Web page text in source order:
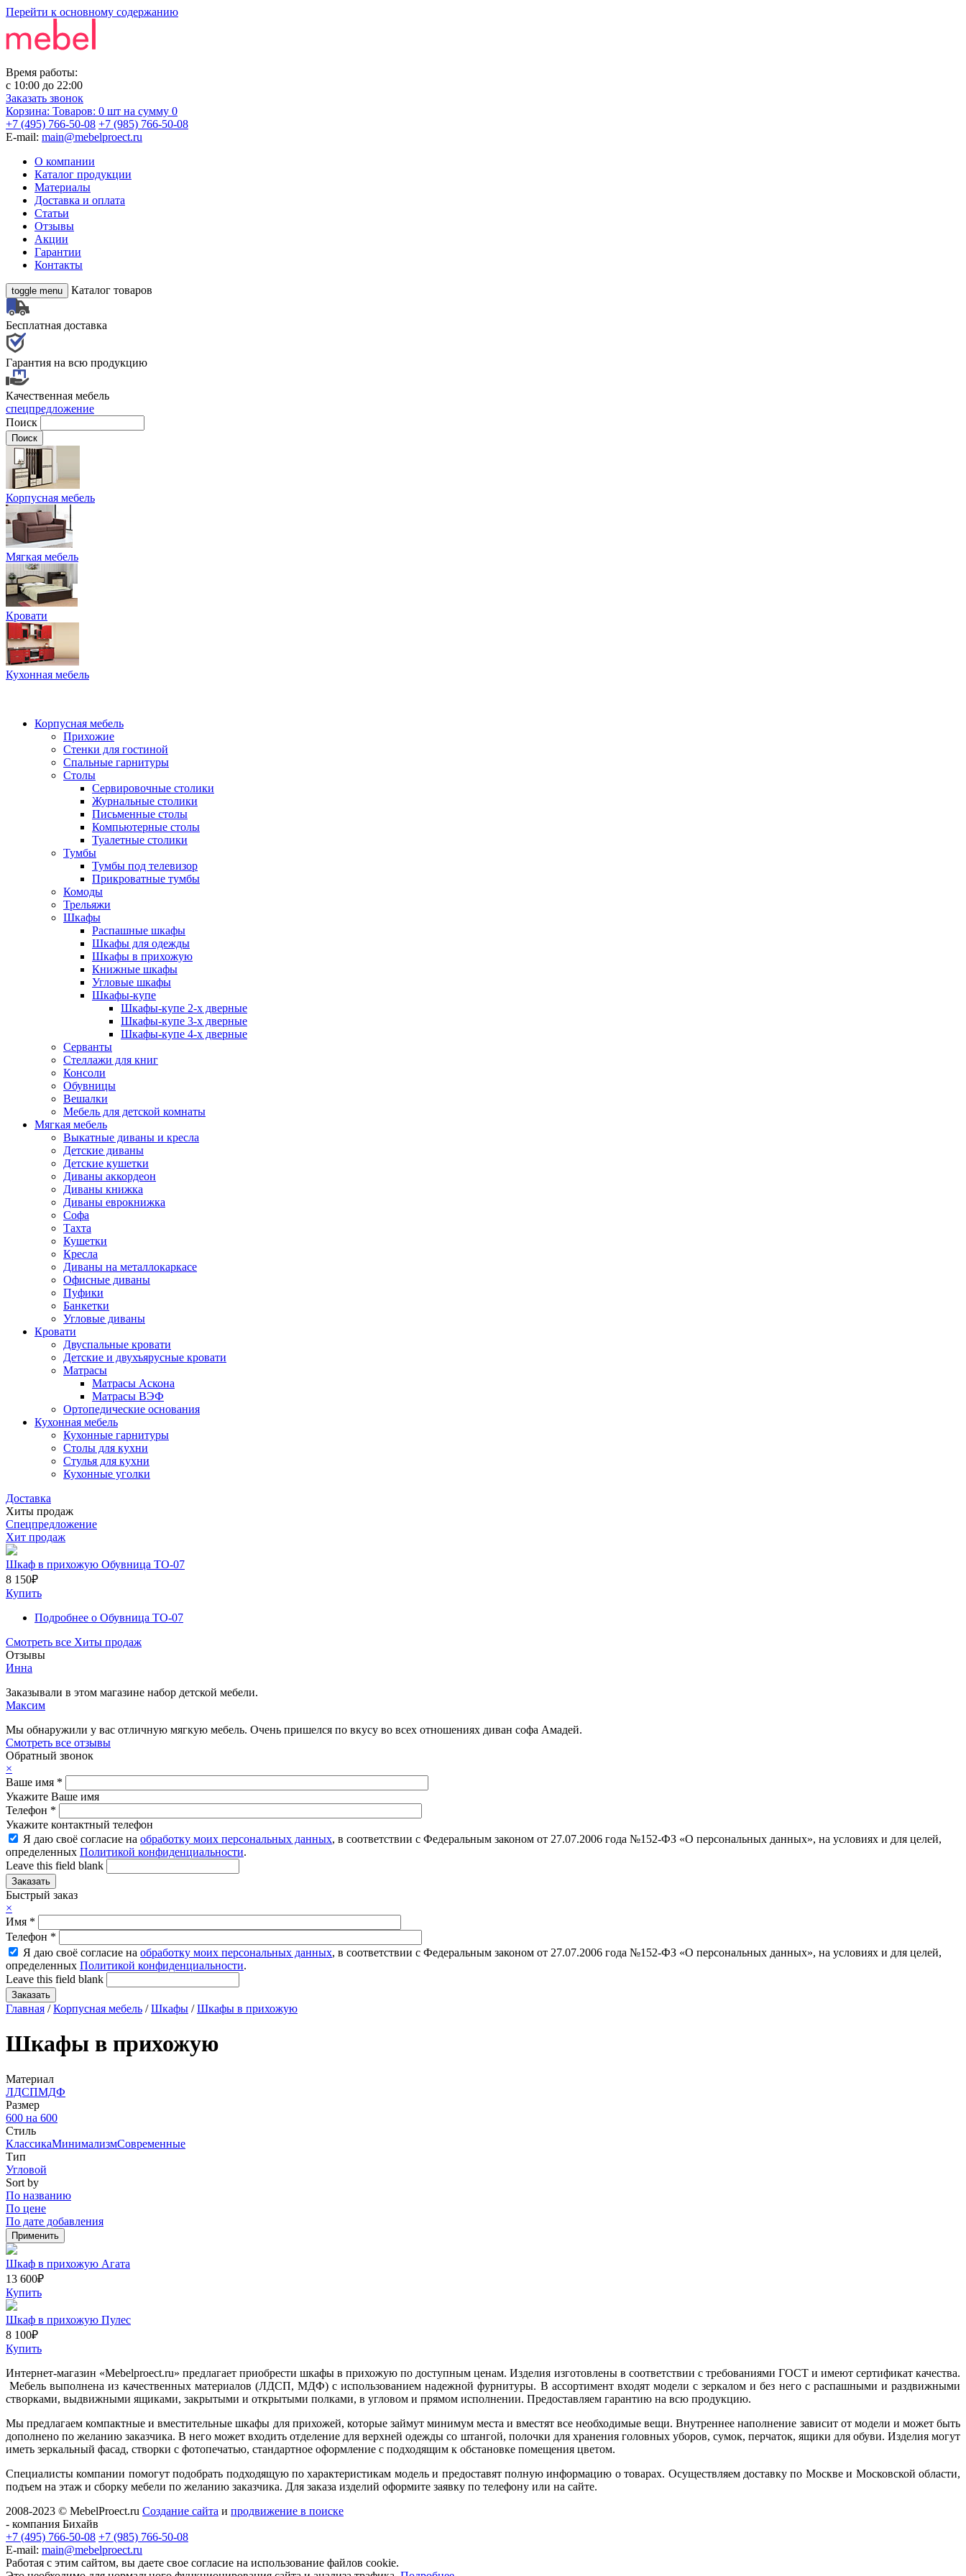
Перейти к основному содержанию
Время работы:
с 10:00 до 22:00
Заказать звонок
Корзина: Товаров: 0 шт на сумму 0
+7 (495) 766-50-08 +7 (985) 766-50-08
E-mail: main@mebelproect.ru
О компании
Каталог продукции
Материалы
Доставка и оплата
Статьи
Отзывы
Акции
Гарантии
Контакты
toggle menu Каталог товаров
Бесплатная доставка
Гарантия на всю продукцию
Качественная мебель
спецпредложение
Поиск
Корпусная мебель
Мягкая мебель
Кровати
Кухонная мебель
Корпусная мебель
Прихожие
Стенки для гостиной
Спальные гарнитуры
Столы
Сервировочные столики
Журнальные столики
Письменные столы
Компьютерные столы
Туалетные столики
Тумбы
Тумбы под телевизор
Прикроватные тумбы
Комоды
Трельяжи
Шкафы
Распашные шкафы
Шкафы для одежды
Шкафы в прихожую
Книжные шкафы
Угловые шкафы
Шкафы-купе
Шкафы-купе 2-x дверные
Шкафы-купе 3-х дверные
Шкафы-купе 4-х дверные
Серванты
Стеллажи для книг
Консоли
Обувницы
Вешалки
Мебель для детской комнаты
Мягкая мебель
Выкатные диваны и кресла
Детские диваны
Детские кушетки
Диваны аккордеон
Диваны книжка
Диваны еврокнижка
Софа
Тахта
Кушетки
Кресла
Диваны на металлокаркасе
Офисные диваны
Пуфики
Банкетки
Угловые диваны
Кровати
Двуспальные кровати
Детские и двухъярусные кровати
Матрасы
Матрасы Аскона
Матрасы ВЭФ
Ортопедические основания
Кухонная мебель
Кухонные гарнитуры
Столы для кухни
Стулья для кухни
Кухонные уголки
Доставка
Хиты продаж
Спецпредложение
Хит продаж
Шкаф в прихожую Обувница ТО-07
8 150₽
Купить
Подробнее о Обувница ТО-07
Смотреть все Хиты продаж
Отзывы
Инна
Заказывали в этом магазине набор детской мебели.
Максим
Мы обнаружили у вас отличную мягкую мебель. Очень пришелся по вкусу во всех отношениях диван софа Амадей.
Смотреть все отзывы
Обратный звонок
×
Ваше имя *
Укажите Ваше имя
Телефон *
Укажите контактный телефон
Я даю своё согласие на обработку моих персональных данных, в соответствии с Федеральным законом от 27.07.2006 года №152-ФЗ «О персональных данных», на условиях и для целей,
определенных Политикой конфиденциальности.
Leave this field blank
Быстрый заказ
×
Имя *
Телефон *
Я даю своё согласие на обработку моих персональных данных, в соответствии с Федеральным законом от 27.07.2006 года №152-ФЗ «О персональных данных», на условиях и для целей,
определенных Политикой конфиденциальности.
Leave this field blank
Главная /Корпусная мебель /Шкафы /Шкафы в прихожую
Шкафы в прихожую
Материал
ЛДСПМДФ
Размер
600 на 600
Стиль
КлассикаМинимализмСовременные
Тип
Угловой
Sort by
По названию
По цене
По дате добавления
Шкаф в прихожую Агата
13 600₽
Купить
Шкаф в прихожую Пулес
8 100₽
Купить
Интернет-магазин «Mebelproect.ru» предлагает приобрести шкафы в прихожую по доступным ценам. Изделия изготовлены в соответствии с требованиями ГОСТ и имеют сертификат качества.
Мебель выполнена из качественных материалов (ЛДСП, МДФ) с использованием надежной фурнитуры. В ассортимент входят модели с зеркалом и без него с распашными и раздвижными
створками, выдвижными ящиками, закрытыми и открытыми полками, в угловом и прямом исполнении. Предоставляем гарантию на всю продукцию.
Мы предлагаем компактные и вместительные шкафы для прихожей, которые займут минимум места и вместят все необходимые вещи. Внутреннее наполнение зависит от модели и может быть
дополнено по желанию заказчика. В него может входить отделение для верхней одежды со штангой, полочки для хранения головных уборов, сумок, перчаток, ящики для обуви. Изделия могут
иметь зеркальный фасад, створки с фотопечатью, стандартное оформление с подходящим к обстановке помещения цветом.
Специалисты компании помогут подобрать подходящую по характеристикам модель и предоставят полную информацию о товарах. Осуществляем доставку по Москве и Московской области,
подъем на этаж и сборку мебели по желанию заказчика. Для заказа изделий оформите заявку по телефону или на сайте.
2008-2023 © MebelProect.ru Создание сайта и продвижение в поиске
- компания Бихайв
+7 (495) 766-50-08 +7 (985) 766-50-08
E-mail: main@mebelproect.ru
Работая с этим сайтом, вы даете свое согласие на использование файлов cookie.